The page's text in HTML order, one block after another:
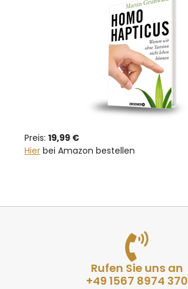
Preis: 19,99 €
Hier bei Amazon bestellen
Rufen Sie uns an
+49 1567 8974 370